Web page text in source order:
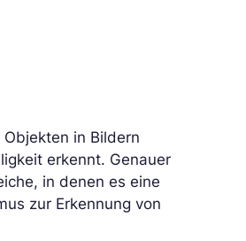
in Bildern
erkennt. Genauer
in denen es eine
zur Erkennung von